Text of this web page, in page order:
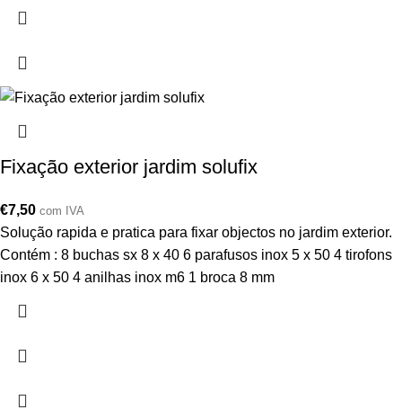
Fixação exterior jardim solufix
€7,50 com IVA
Solução rapida e pratica para fixar objectos no jardim exterior.
Contém : 8 buchas sx 8 x 40 6 parafusos inox 5 x 50 4 tirofons
inox 6 x 50 4 anilhas inox m6 1 broca 8 mm